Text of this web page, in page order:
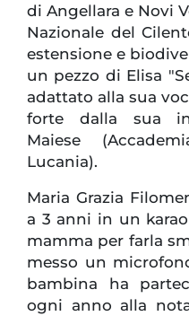
di Angellara e Novi
Nazionale del
estensione e
un pezzo di Elisa
adattato alla sua
forte dalla sua
Maiese
Lucania).
Maria Grazia
a 3 anni in un
mamma per farla
messo un
bambina ha
ogni anno alla